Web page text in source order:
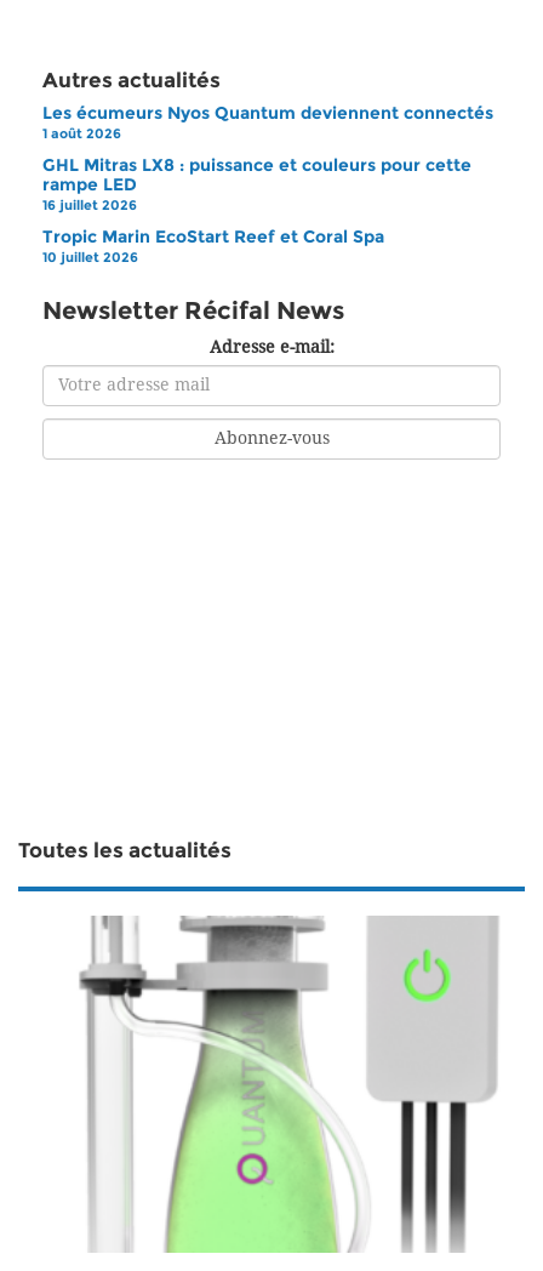
Autres actualités
Les écumeurs Nyos Quantum deviennent connectés
1 août 2026
GHL Mitras LX8 : puissance et couleurs pour cette
rampe LED
16 juillet 2026
Tropic Marin EcoStart Reef et Coral Spa
10 juillet 2026
Newsletter Récifal News
Adresse e-mail:
Toutes les actualités